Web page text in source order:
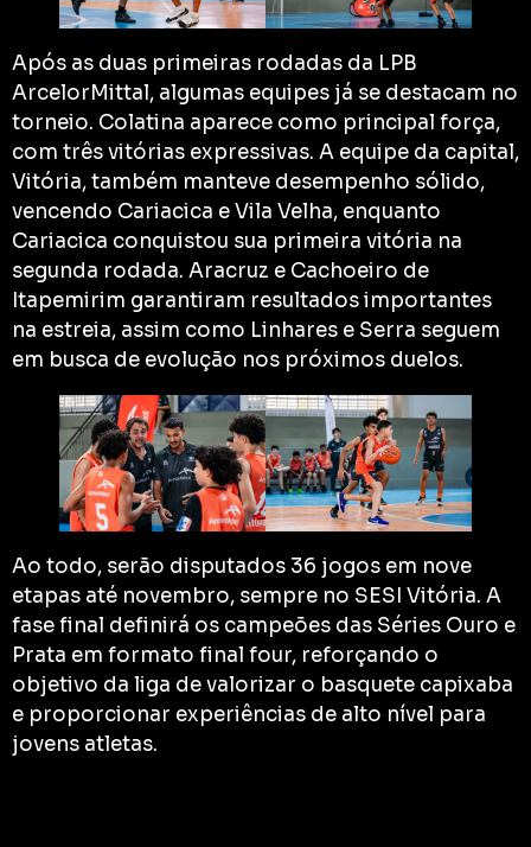
Após as duas primeiras rodadas da LPB
ArcelorMittal, algumas equipes já se destacam no
torneio. Colatina aparece como principal força,
com três vitórias expressivas. A equipe da capital,
Vitória, também manteve desempenho sólido,
vencendo Cariacica e Vila Velha, enquanto
Cariacica conquistou sua primeira vitória na
segunda rodada. Aracruz e Cachoeiro de
Itapemirim garantiram resultados importantes
na estreia, assim como Linhares e Serra seguem
em busca de evolução nos próximos duelos.
Ao todo, serão disputados 36 jogos em nove
etapas até novembro, sempre no SESI Vitória. A
fase final definirá os campeões das Séries Ouro e
Prata em formato final four, reforçando o
objetivo da liga de valorizar o basquete capixaba
e proporcionar experiências de alto nível para
jovens atletas.